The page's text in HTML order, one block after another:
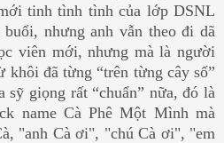
tinh tình tình của lớp DSNL
nhưng anh vẫn theo đi dã
viên mới, nhưng mà là người
khôi đã từng “trên từng cây số”
giọng rất “chuẩn” nữa, đó là
name Cà Phê Một Mình mà
"anh Cà ơi", "chú Cà ơi", "em